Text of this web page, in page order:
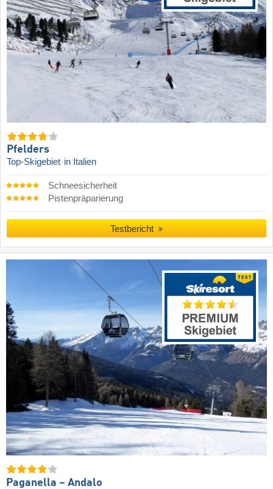
Pfelders
Top-Skigebiet in Italien
Schneesicherheit
Pistenpräparierung
Testbericht
Paganella – Andalo